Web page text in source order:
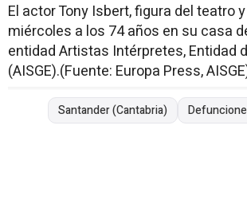
El actor Tony Isbert, figura del teatro
miércoles a los 74 años en su casa
entidad Artistas Intérpretes, Entidad
(AISGE).(Fuente: Europa Press,
Santander (Cantabria)